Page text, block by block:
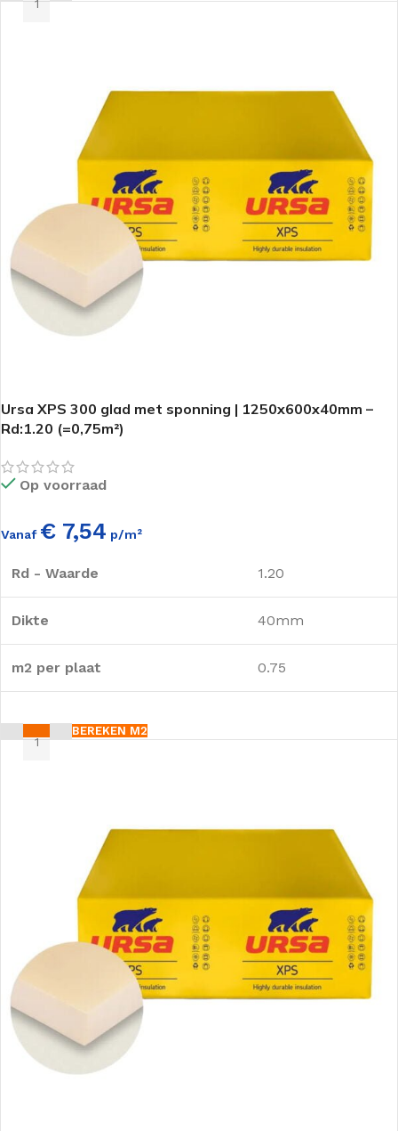
Ursa XPS 300 glad met sponning | 1250x600x40mm –
Rd:1.20 (=0,75m²)
Op voorraad
Vanaf € 7,54 p/m²
Rd - Waarde 1.20
Dikte 40mm
m2 per plaat 0.75
BEREKEN M2